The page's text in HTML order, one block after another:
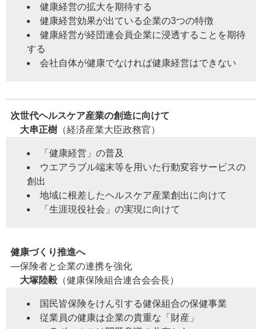
健康経営の拡大を期待する
健康経営効果が出ている企業の3つの特徴
健康経営が経団連会員企業に浸透することを期待
する
会社自体が健康でなければ健康経営はできない
次世代ヘルスケア産業の創造に向けて
大串正樹 （経済産業大臣政務官）
「健康経営」の普及
ウエアラブル端末等を用いた行動変容サービスの
創出
地域に根差したヘルスケア産業創出に向けて
「生涯現役社会」の実現に向けて
健康づくり推進へ
―保険者と企業の連携を強化
大塚陸毅 （健康保険組合連合会会長）
国民皆保険をけん引する健保組合の保健事業
従業員の健康は企業の貴重な「財産」